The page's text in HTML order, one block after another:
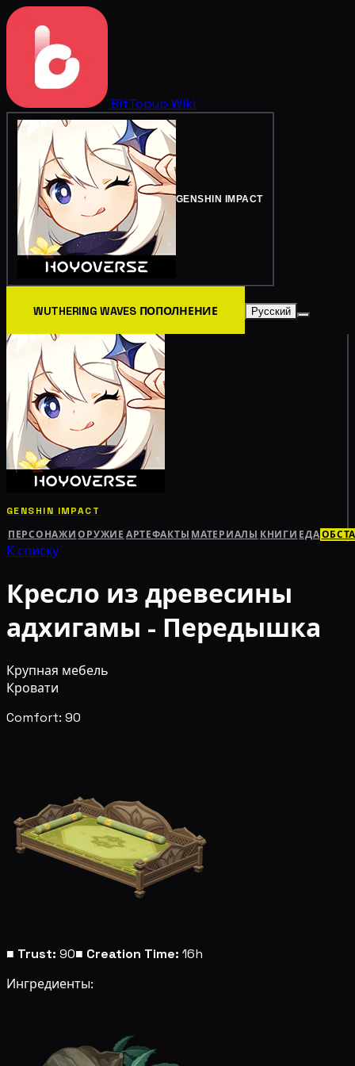
BitTopup Wiki
GENSHIN IMPACT
WUTHERING WAVES ПОПОЛНЕНИЕ Русский
GENSHIN IMPACT
ПЕРСОНАЖИ ОРУЖИЕ АРТЕФАКТЫ МАТЕРИАЛЫ КНИГИ ЕДА
К списку
Кресло из древесины
адхигамы - Передышка
Крупная мебель
Кровати
Comfort: 90
■ Trust: 90■ Creation Time: 16h
Ингредиенты: